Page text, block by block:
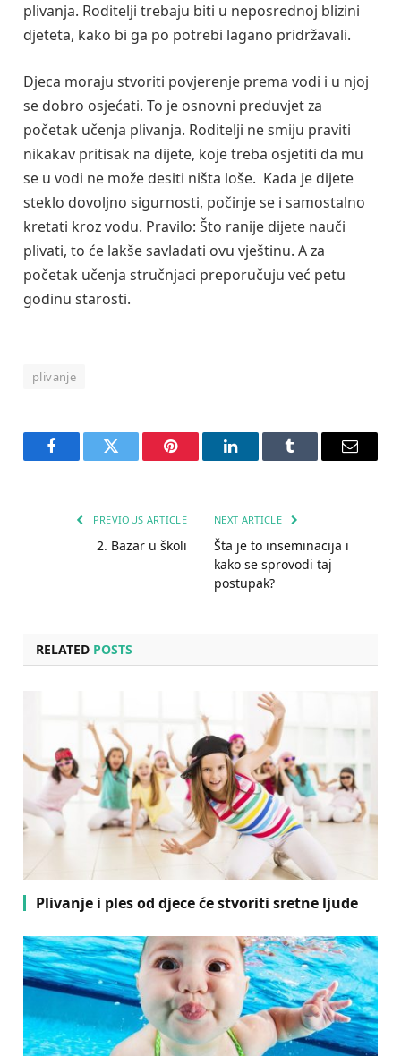
plivanja. Roditelji trebaju biti u neposrednoj blizini
djeteta, kako bi ga po potrebi lagano pridržavali.
Djeca moraju stvoriti povjerenje prema vodi i u njoj
se dobro osjećati. To je osnovni preduvjet za
početak učenja plivanja. Roditelji ne smiju praviti
nikakav pritisak na dijete, koje treba osjetiti da mu
se u vodi ne može desiti ništa loše. Kada je dijete
steklo dovoljno sigurnosti, počinje se i samostalno
kretati kroz vodu. Pravilo: Što ranije dijete nauči
plivati, to će lakše savladati ovu vještinu. A za
početak učenja stručnjaci preporučuju već petu
godinu starosti.
plivanje
FacebookTwitter Pinterest LinkedInTumblr Email
PREVIOUS ARTICLE
2. Bazar u školi
NEXT ARTICLE
Šta je to inseminacija i
kako se sprovodi taj
postupak?
RELATED POSTS
Plivanje i ples od djece će stvoriti sretne ljude